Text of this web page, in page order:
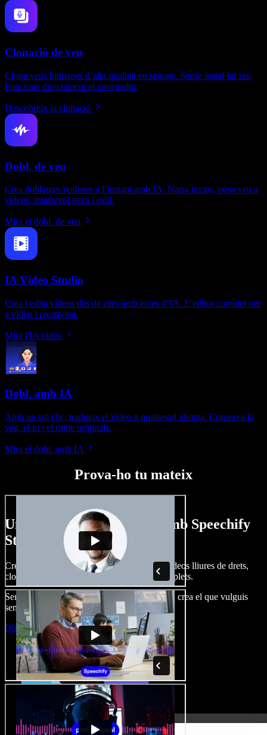
Clonació de veu
Clona veus humanes d’alta qualitat en segons. Sense instal·lar res.
Funciona directament al navegador.
Descobreix la clonació
Dobl. de veu
Crea doblatges realistes a l’instant amb IA. Narra textos, posa veu a
vídeos, qualsevol peça i estil.
Mira el dobl. de veu
IA Vídeo Studio
Crea i edita vídeos des de zero amb eines d’IA. L’editor complet per
a vídeo i creativitat.
Mira l'IA vídeo
Dobl. amb IA
Amb un sol clic, tradueix el vídeo a qualsevol idioma. Conserva la
veu, el to i el ritme originals.
Mira el dobl. amb IA
Prova-ho tu mateix
Un tastet del que pots fer amb Speechify
Studio.
Crea dobl. de veu, afegeix imatges, àudio, vídeos lliures de drets,
clona veus i munta projectes multimèdia complets.
Sense corba d’aprenentatge, tot al navegador: crea el que vulguis
sense els límits de sempre.
Obre l'Studio